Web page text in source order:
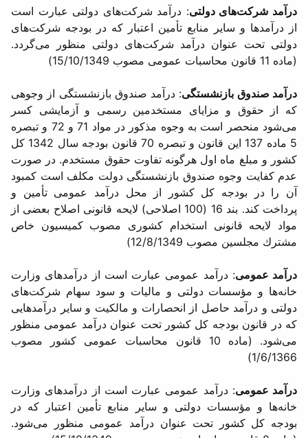
درآمد شركت‌های دولتی: درآمد شركت‌های دولتی عبارت است
از درآمدها و سایر منابع تأمین اعتبار كه در بودجه شركت‌های
دولتی تحت عنوان درآمد شركت‌های دولتی منظور می‌گردد.
(ماده 11 قانون محاسبات عمومی مصوب 15/10/1349)
درآمد صندوق بازنشستگی: درآمد صندوق بازنشستگی از وجوهی
كه از حقوق و مزایای مستخدمین رسمی و آزمایشی كسر
می‌شود منحصر است به وجوه مذكور در مواد 71 و 72 و تبصره
5 ماده 137 این قانون و تبصره 70 قانون بودجه سال 1342 كل
كشور و مبلغ ماه اول هرگونه تفاوت حقوق مستخدم. در صورت
عدم كفایت وجوه صندوق بازنشستگی دولت مكلف است كمبود
آن را در بودجه كل كشور از محل درآمد عمومی تأمین و
پرداخت كند. بند 16 (100 اصلاحی) لایحه قانونی اصلاح بعضی از
مواد لایحه قانونی استخدام كشوری مصوب كمیسیون خاص
مشترك مجلسین مصوب 12/8/1349)
درآمد عمومی: درآمد عمومی عبارت است از درآمدهای وزارت
خانه‌ها و مؤسسات دولتی و مالیات و سود سهام شركت‌های
دولتی و درآمد حاصل از انحصارات و مالكیت و سایر درآمدهایی
كه در قانون بودجه كل كشور تحت عنوان درآمد عمومی منظور
می‌شود. (ماده 10 قانون محاسبات عمومی كشور مصوب
1/6/1366)
درآمد عمومی: درآمد عمومی عبارت است از درآمدهای وزارت
خانه‌ها و مؤسسات دولتی و سایر منابع تأمین اعتبار كه در
بودجه كل كشور تحت عنوان درآمد عمومی منظور می‌شود.